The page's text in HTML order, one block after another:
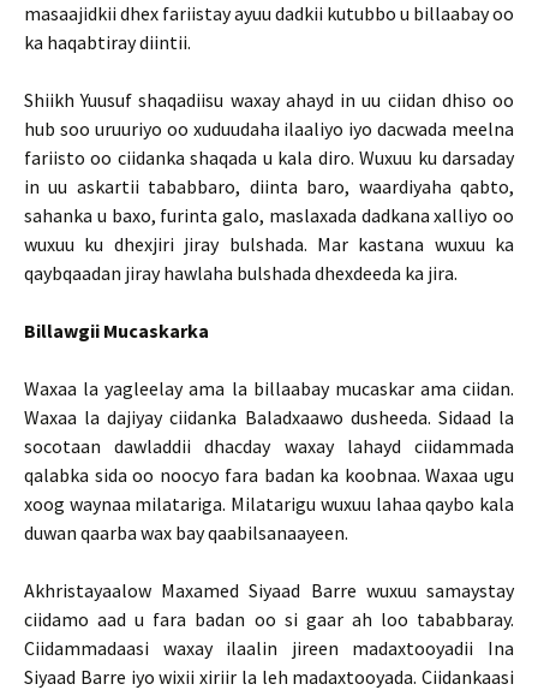
masaajidkii dhex fariistay ayuu dadkii kutubbo u billaabay oo
ka haqabtiray diintii.
Shiikh Yuusuf shaqadiisu waxay ahayd in uu ciidan dhiso oo
hub soo uruuriyo oo xuduudaha ilaaliyo iyo dacwada meelna
fariisto oo ciidanka shaqada u kala diro. Wuxuu ku darsaday
in uu askartii tababbaro, diinta baro, waardiyaha qabto,
sahanka u baxo, furinta galo, maslaxada dadkana xalliyo oo
wuxuu ku dhexjiri jiray bulshada. Mar kastana wuxuu ka
qaybqaadan jiray hawlaha bulshada dhexdeeda ka jira.
Billawgii Mucaskarka
Waxaa la yagleelay ama la billaabay mucaskar ama ciidan.
Waxaa la dajiyay ciidanka Baladxaawo dusheeda. Sidaad la
socotaan dawladdii dhacday waxay lahayd ciidammada
qalabka sida oo noocyo fara badan ka koobnaa. Waxaa ugu
xoog waynaa milatariga. Milatarigu wuxuu lahaa qaybo kala
duwan qaarba wax bay qaabilsanaayeen.
Akhristayaalow Maxamed Siyaad Barre wuxuu samaystay
ciidamo aad u fara badan oo si gaar ah loo tababbaray.
Ciidammadaasi waxay ilaalin jireen madaxtooyadii Ina
Siyaad Barre iyo wixii xiriir la leh madaxtooyada. Ciidankaasi